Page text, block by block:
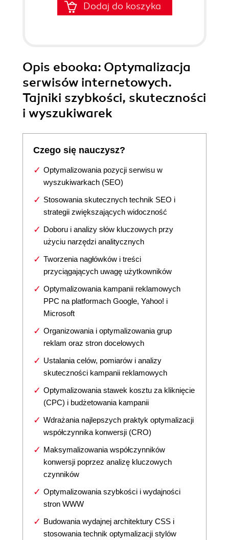
Dodaj do koszyka
Opis ebooka: Optymalizacja
serwisów internetowych.
Tajniki szybkości, skuteczności
i wyszukiwarek
Czego się nauczysz?
Optymalizowania pozycji serwisu w
wyszukiwarkach (SEO)
Stosowania skutecznych technik SEO i
strategii zwiększających widoczność
Doboru i analizy słów kluczowych przy
użyciu narzędzi analitycznych
Tworzenia nagłówków i treści
przyciągających uwagę użytkowników
Optymalizowania kampanii reklamowych
PPC na platformach Google, Yahoo! i
Microsoft
Organizowania i optymalizowania grup
reklam oraz stron docelowych
Ustalania celów, pomiarów i analizy
skuteczności kampanii reklamowych
Optymalizowania stawek kosztu za kliknięcie
(CPC) i budżetowania kampanii
Wdrażania najlepszych praktyk optymalizacji
współczynnika konwersji (CRO)
Maksymalizowania współczynników
konwersji poprzez analizę kluczowych
czynników
Optymalizowania szybkości i wydajności
stron WWW
Budowania wydajnej architektury CSS i
stosowania technik optymalizacji stylów